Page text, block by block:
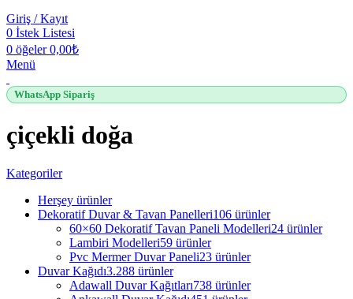
Giriş / Kayıt
0 İstek Listesi
0 öğeler 0,00₺
Menü
WhatsApp Sipariş
çiçekli doğa
Kategoriler
Herşey ürünler
Dekoratif Duvar & Tavan Panelleri106 ürünler
60×60 Dekoratif Tavan Paneli Modelleri24 ürünler
Lambiri Modelleri59 ürünler
Pvc Mermer Duvar Paneli23 ürünler
Duvar Kağıdı3.288 ürünler
Adawall Duvar Kağıtları738 ürünler